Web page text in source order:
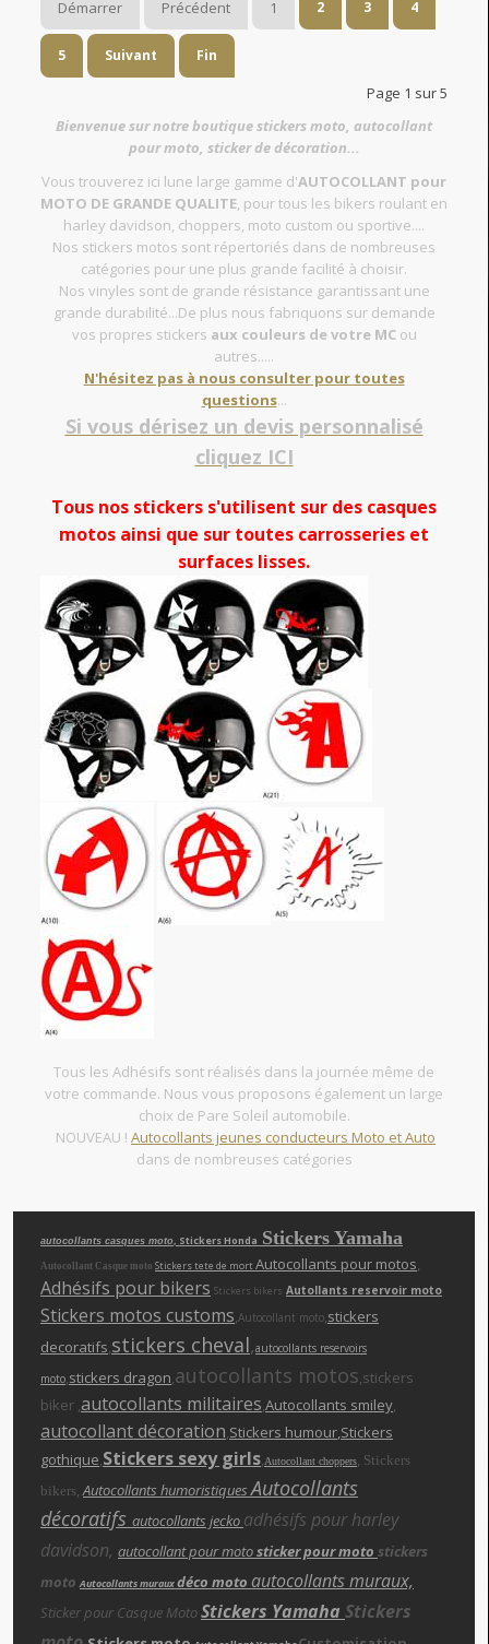
Démarrer Précédent 1 2 3 4
5 Suivant Fin
Page 1 sur 5
Bienvenue sur notre boutique stickers moto, autocollant
pour moto, sticker de décoration...
Vous trouverez ici lune large gamme d'AUTOCOLLANT pour
MOTO DE GRANDE QUALITE, pour tous les bikers roulant en
harley davidson, choppers, moto custom ou sportive....
Nos stickers motos sont répertoriés dans de nombreuses
catégories pour une plus grande facilité à choisir.
Nos vinyles sont de grande résistance garantissant une
grande durabilité...De plus nous fabriquons sur demande
vos propres stickers aux couleurs de votre MCou
autres.....
N'hésitez pas à nous consulter pour toutes
questions...
Si vous dérisez un devis personnalisé
cliquez ICI
Tous nos stickers s'utilisent sur des casques
motos ainsi que sur toutes carrosseries et
surfaces lisses.
Tous les Adhésifs sont réalisés dans la journée même de
votre commande. Nous vous proposons également un large
choix de Pare Soleil automobile.
NOUVEAU ! Autocollants jeunes conducteurs Moto et Auto
dans de nombreuses catégories
autocollants casques moto, Stickers Honda Stickers Yamaha
Autocollant Casque moto Stickers tete de mortAutocollants pour motos,
Adhésifs pour bikers Stickers bikers Autollants reservoir moto
Stickers motos customs,Autocollant moto,stickers
decoratifs,stickers cheval,autocollants reservoirs
moto,stickers dragon,autocollants motos,stickers
biker ,autocollants militaires,Autocollants smiley,
autocollant décoration,Stickers humour,Stickers
gothique,Stickers sexy girls,Autocollant choppers, Stickers
bikers,Autocollants humoristiquesAutocollants
décoratifs autocollants jecko adhésifs pour harley
davidson, autocollant pour motosticker pour moto stickers
motoAutocollants murauxdéco moto autocollants muraux,
Sticker pour Casque MotoStickers Yamaha Stickers